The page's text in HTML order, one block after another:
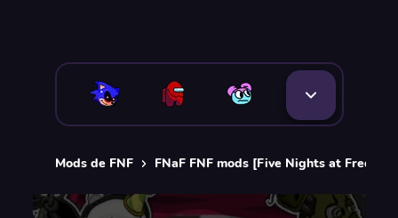
Mods de FNF FNaF FNF mods [Five Nights at